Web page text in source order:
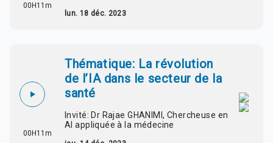
00H11m
lun. 18 déc. 2023
00H11m
Thématique: La révolution
de l’IA dans le secteur de la
santé
Invité: Dr Rajae GHANIMI, Chercheuse en
AI appliquée à la médecine